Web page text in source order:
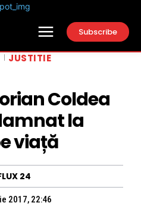
Subscribe
JUSTITIE
Coldea
la
viață
24
2017, 22:46